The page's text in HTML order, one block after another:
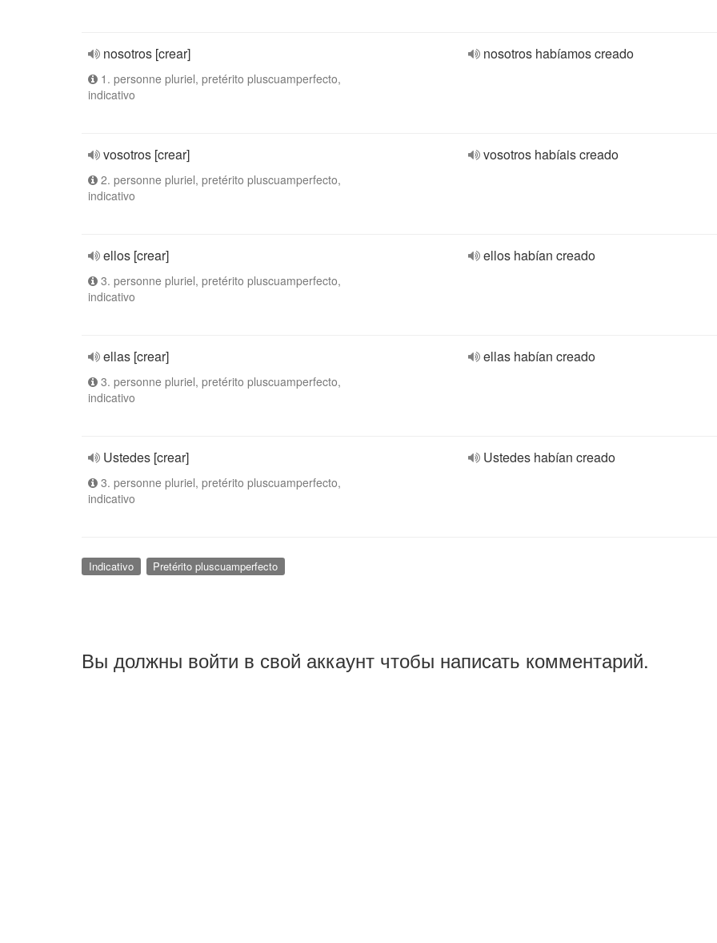
nosotros [crear]
1. personne pluriel, pretérito pluscuamperfecto,
indicativo
nosotros habíamos creado
vosotros [crear]
2. personne pluriel, pretérito pluscuamperfecto,
indicativo
vosotros habíais creado
ellos [crear]
3. personne pluriel, pretérito pluscuamperfecto,
indicativo
ellos habían creado
ellas [crear]
3. personne pluriel, pretérito pluscuamperfecto,
indicativo
ellas habían creado
Ustedes [crear]
3. personne pluriel, pretérito pluscuamperfecto,
indicativo
Ustedes habían creado
Indicativo Pretérito pluscuamperfecto
Вы должны войти в свой аккаунт чтобы написать комментарий.